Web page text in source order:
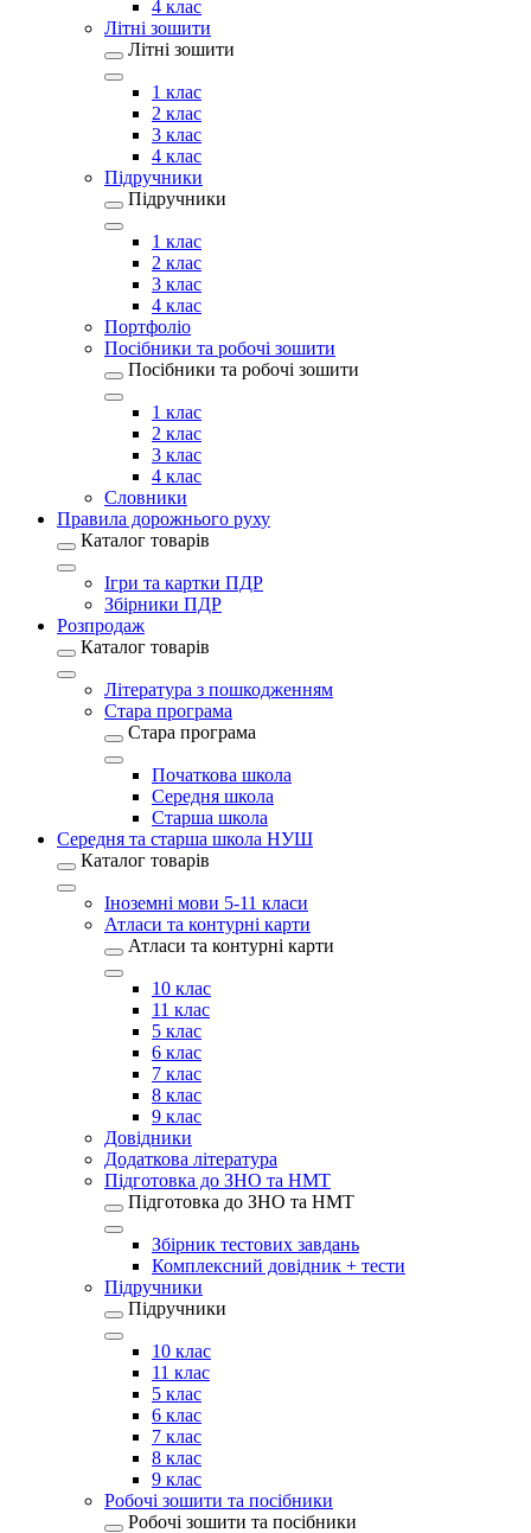
4 клас
Літні зошити
Літні зошити
1 клас
2 клас
3 клас
4 клас
Підручники
Підручники
1 клас
2 клас
3 клас
4 клас
Портфоліо
Посібники та робочі зошити
Посібники та робочі зошити
1 клас
2 клас
3 клас
4 клас
Словники
Правила дорожнього руху
Каталог товарів
Ігри та картки ПДР
Збірники ПДР
Розпродаж
Каталог товарів
Література з пошкодженням
Стара програма
Стара програма
Початкова школа
Середня школа
Старша школа
Середня та старша школа НУШ
Каталог товарів
Іноземні мови 5-11 класи
Атласи та контурні карти
Атласи та контурні карти
10 клас
11 клас
5 клас
6 клас
7 клас
8 клас
9 клас
Довідники
Додаткова література
Підготовка до ЗНО та НМТ
Підготовка до ЗНО та НМТ
Збірник тестових завдань
Комплексний довідник + тести
Підручники
Підручники
10 клас
11 клас
5 клас
6 клас
7 клас
8 клас
9 клас
Робочі зошити та посібники
Робочі зошити та посібники